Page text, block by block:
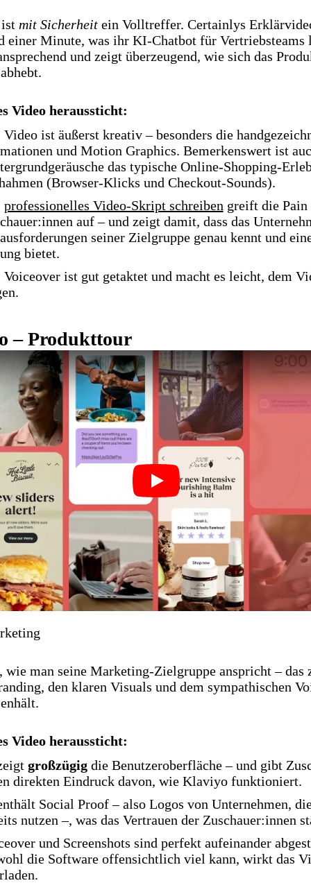
mit Sicherheitein Volltreffer. Certainlys
einer Minute, was ihr KI-Chatbot für Vertriebsteams
und zeigt überzeugend, wie sich das
Video heraussticht:
Video ist äußerst kreativ – besonders die
und Motion Graphics. Bemerkenswert ist
das typische Online-Shopping-
(Browser-Klicks und Checkout-Sounds).
professionelles Video-Skript schreiben greift die Pain
auf – und zeigt damit, dass das
seiner Zielgruppe genau kennt und
bietet.
Voiceover ist gut getaktet und macht es leicht, dem
– Produkttour
Play
man seine Marketing-Zielgruppe anspricht – das
den klaren Visuals und dem sympathischen
Video heraussticht:
großzügigdie Benutzeroberfläche – und gibt
direkten Eindruck davon, wie Klaviyo funktioniert.
Social Proof – also Logos von Unternehmen,
nutzen –, was das Vertrauen der Zuschauer:innen
und Screenshots sind perfekt aufeinander
die Software offensichtlich viel kann, wirkt das